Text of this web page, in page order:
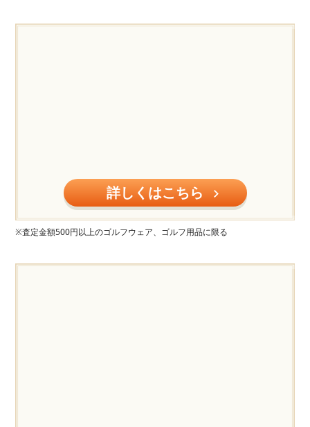
詳しくはこちら
※査定金額500円以上のゴルフウェア、ゴルフ用品に限る